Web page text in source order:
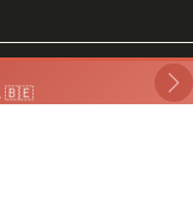
Y VERDURAS AL DÍA
🇧🇪